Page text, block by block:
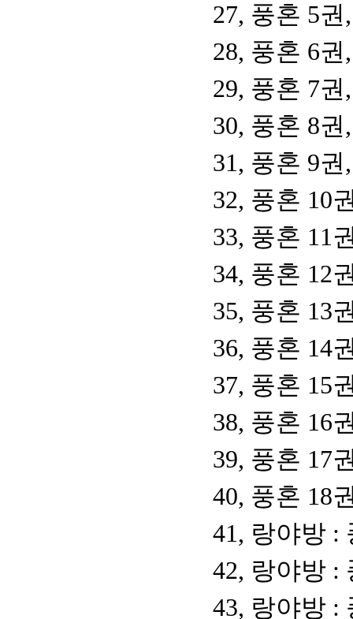
27, 풍혼 5
28, 풍혼 6
29, 풍혼 7
30, 풍혼 8
31, 풍혼 9
32, 풍혼 10
33, 풍혼 11
34, 풍혼 12
35, 풍혼 13
36, 풍혼 14
37, 풍혼 15
38, 풍혼 16
39, 풍혼 17
40, 풍혼 18
41, 랑야방 :
42, 랑야방 :
43, 랑야방 :